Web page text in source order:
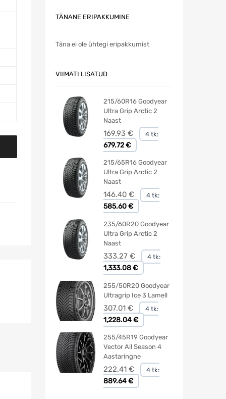
TÄNANE ERIPAKKUMINE
Täna ei ole ühtegi eripakkumist
VIIMATI LISATUD
215/60R16 Goodyear
Ultra Grip Arctic 2
Naast
169.93 € 4 tk:
679.72 €
215/65R16 Goodyear
Ultra Grip Arctic 2
Naast
146.40 € 4 tk:
585.60 €
235/60R20 Goodyear
Ultra Grip Arctic 2
Naast
333.27 € 4 tk:
1,333.08 €
255/50R20 Goodyear
Ultragrip Ice 3 Lamell
307.01 € 4 tk:
1,228.04 €
255/45R19 Goodyear
Vector All Season 4
Aastaringne
222.41 € 4 tk:
889.64 €